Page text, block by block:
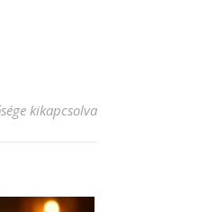
mindenki szívét megdobogtatja!
kikapcsolva